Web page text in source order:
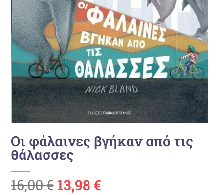
Οι φάλαινες βγήκαν από τις
θάλασσες
16,00€ Ursprünglicher
13,98€